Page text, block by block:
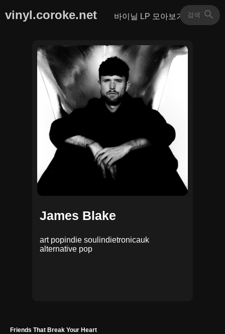
vinyl.coroke.net 바이닐 LP 모아보기
James Blake
art popindie soul indietronicauk
alternative pop
Friends That Break Your Heart